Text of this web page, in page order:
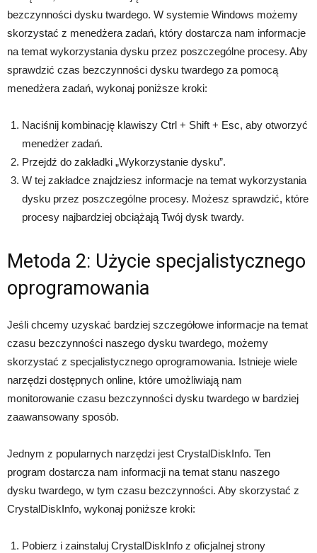
bezczynności dysku twardego. W systemie Windows możemy
skorzystać z menedżera zadań, który dostarcza nam informacje
na temat wykorzystania dysku przez poszczególne procesy. Aby
sprawdzić czas bezczynności dysku twardego za pomocą
menedżera zadań, wykonaj poniższe kroki:
Naciśnij kombinację klawiszy Ctrl + Shift + Esc, aby otworzyć
menedżer zadań.
Przejdź do zakładki „Wykorzystanie dysku”.
W tej zakładce znajdziesz informacje na temat wykorzystania
dysku przez poszczególne procesy. Możesz sprawdzić, które
procesy najbardziej obciążają Twój dysk twardy.
Metoda 2: Użycie specjalistycznego
oprogramowania
Jeśli chcemy uzyskać bardziej szczegółowe informacje na temat
czasu bezczynności naszego dysku twardego, możemy
skorzystać z specjalistycznego oprogramowania. Istnieje wiele
narzędzi dostępnych online, które umożliwiają nam
monitorowanie czasu bezczynności dysku twardego w bardziej
zaawansowany sposób.
Jednym z popularnych narzędzi jest CrystalDiskInfo. Ten
program dostarcza nam informacji na temat stanu naszego
dysku twardego, w tym czasu bezczynności. Aby skorzystać z
CrystalDiskInfo, wykonaj poniższe kroki:
Pobierz i zainstaluj CrystalDiskInfo z oficjalnej strony